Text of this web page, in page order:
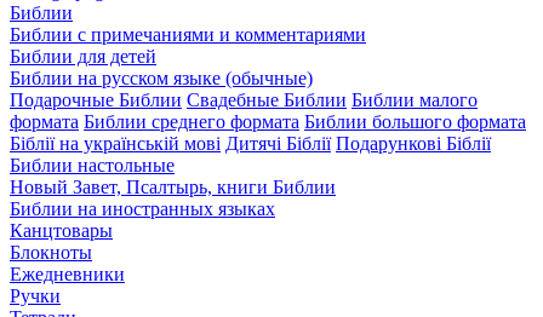
Библии
Библии с примечаниями и комментариями
Библии для детей
Библии на русском языке (обычные)
Подарочные Библии Свадебные Библии Библии малого
формата Библии среднего формата Библии большого формата
Біблії на українській мові Дитячі Біблії Подарункові Біблії
Библии настольные
Новый Завет, Псалтырь, книги Библии
Библии на иностранных языках
Канцтовары
Блокноты
Ежедневники
Ручки